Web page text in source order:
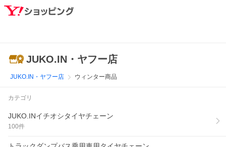
JUKO.IN・ヤフー店
JUKO.IN・ヤフー店 ウィンター商品
カテゴリ
JUKO.INイチオシタイヤチェーン
100件